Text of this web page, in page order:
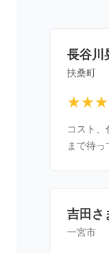
長谷川
扶桑町
コスト、
まで待っ
吉田さ
一宮市